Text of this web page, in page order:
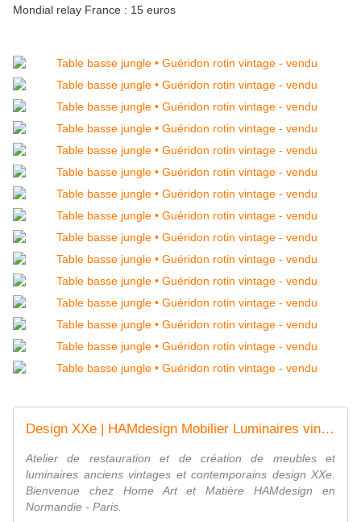
Mondial relay France : 15 euros
Design XXe | HAMdesign Mobilier Luminaires vintages
Atelier de restauration et de création de meubles et
luminaires anciens vintages et contemporains design XXe.
Bienvenue chez Home Art et Matière HAMdesign en
Normandie - Paris.